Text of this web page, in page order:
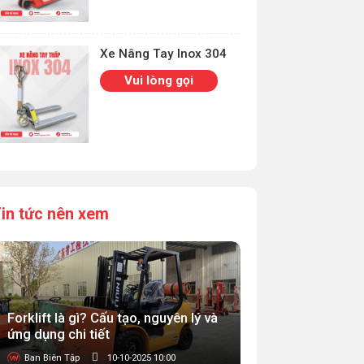
Xe Nâng Tay Inox 304
Vui lòng gọi
tức nên xem
Forklift là gì? Cấu tạo, nguyên lý và
ứng dụng chi tiết
Ban Biên Tập 10-10-2025 10:00